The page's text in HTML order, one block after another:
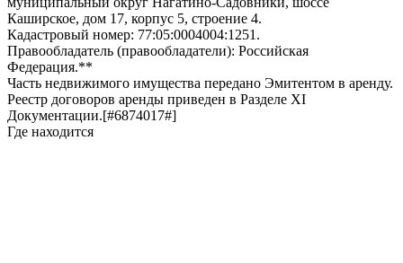
Каширское, дом 17, корпус 5, строение 4.
Кадастровый номер: 77:05:0004004:1251.
Правообладатель (правообладатели): Российская
Федерация.**
Часть недвижимого имущества передано Эмитентом в аренду.
Реестр договоров аренды приведен в Разделе XI
Документации.[#6874017#]
Где находится